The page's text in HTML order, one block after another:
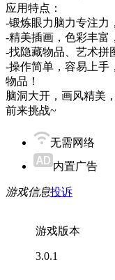
应用特点：
-锻炼眼力脑力专注力
-精美插画，色彩丰富
-找隐藏物品、艺术拼
-操作简单，容易上手
物品！
脑洞大开，画风精美
前来挑战~
无需网络
内置广告
游戏信息投诉
游戏版本
3.0.1